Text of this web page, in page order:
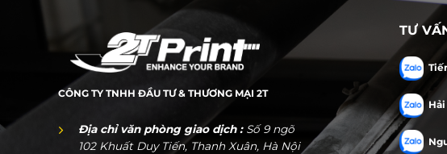
CÔNG TY TNHH ĐẦU TƯ & THƯƠNG MẠI 2T
Địa chỉ văn phòng giao dịch :Số 9 ngõ
102 Khuất Duy Tiến, Thanh Xuân, Hà Nội
TƯ
Hải